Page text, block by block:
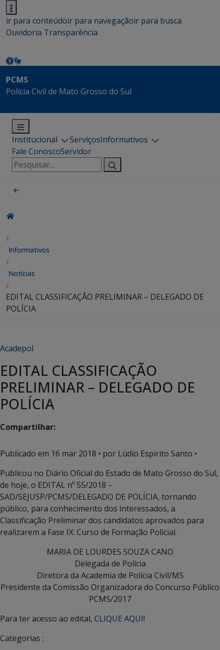
ir para conteúdoir para navegaçãoir para busca
Ouvidoria Transparência
PCMS
Polícia Civil de Mato Grosso do Sul
Institucional ServiçosInformativos
Fale ConoscoServidor
Pesquisar
por:
Informativos
Notícias
EDITAL CLASSIFICAÇÃO PRELIMINAR – DELEGADO DE
POLÍCIA
Acadepol
EDITAL CLASSIFICAÇÃO
PRELIMINAR – DELEGADO DE
POLÍCIA
Compartilhar:
Publicado em 16 mar 2018 • por Lúdio Espirito Santo •
Publicou no Diário Oficial do Estado de Mato Grosso do Sul,
de hoje, o EDITAL nº 55/2018 –
SAD/SEJUSP/PCMS/DELEGADO DE POLÍCIA, tornando
público, para conhecimento dos interessados, a
Classificação Preliminar dos candidatos aprovados para
realizarem a Fase IX: Curso de Formação Policial.
MARIA DE LOURDES SOUZA CANO
Delegada de Polícia
Diretora da Academia de Polícia Civil/MS
Presidente da Comissão Organizadora do Concurso Público
PCMS/2017
Para ter acesso ao edital, CLIQUE AQUI!
Categorias :